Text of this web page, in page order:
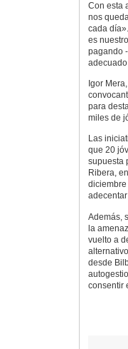
Con esta
nos
cada
es
pagando
Igor
para
miles de
Las
que 20
supuesta
Ribera,
Además,
la
vuelto a
desde
consentir